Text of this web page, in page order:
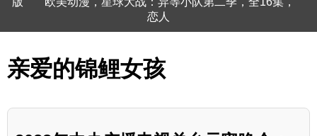
恋人
亲爱的锦鲤女孩